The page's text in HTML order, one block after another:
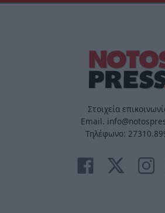
Στοιχεία
Email.
Τηλέφωνο: